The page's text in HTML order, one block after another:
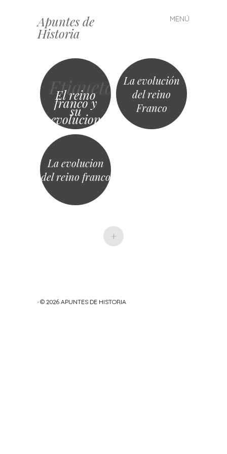
Apuntes de
Historia
MENÚ
Saltar
al
Etiqueta
El reino
franco y
su
evolucion
La evolución
del reino
Franco
La evolucion
del reino franco
+
· © 2026 APUNTES DE HISTORIA